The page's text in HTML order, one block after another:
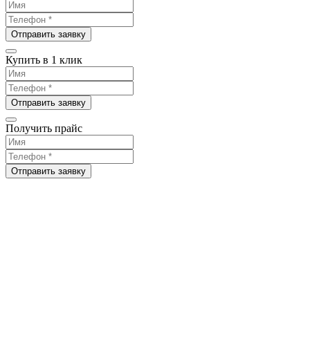
Отправить заявку
Купить в 1 клик
Отправить заявку
Получить прайс
Отправить заявку